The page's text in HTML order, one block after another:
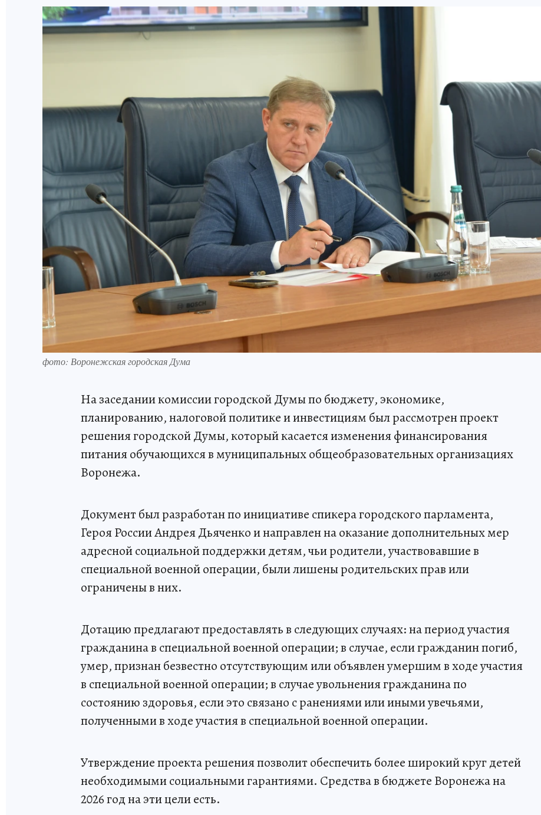
фото: Воронежская городская Дума
На заседании комиссии городской Думы по бюджету, экономике,
планированию, налоговой политике и инвестициям был рассмотрен проект
решения городской Думы, который касается изменения финансирования
питания обучающихся в муниципальных общеобразовательных организациях
Воронежа.
Документ был разработан по инициативе спикера городского парламента,
Героя России Андрея Дьяченко и направлен на оказание дополнительных мер
адресной социальной поддержки детям, чьи родители, участвовавшие в
специальной военной операции, были лишены родительских прав или
ограничены в них.
Дотацию предлагают предоставлять в следующих случаях: на период участия
гражданина в специальной военной операции; в случае, если гражданин погиб,
умер, признан безвестно отсутствующим или объявлен умершим в ходе участия
в специальной военной операции; в случае увольнения гражданина по
состоянию здоровья, если это связано с ранениями или иными увечьями,
полученными в ходе участия в специальной военной операции.
Утверждение проекта решения позволит обеспечить более широкий круг детей
необходимыми социальными гарантиями. Средства в бюджете Воронежа на
2026 год на эти цели есть.